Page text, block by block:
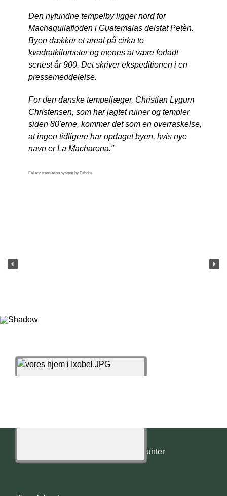
Den nyfundne tempelby ligger nord for
Machaquilafloden i Guatemalas delstat Petèn.
Byen dækker et areal på cirka to
kvadratkilometer og menes at være forladt
senest år 900. Det skriver ekspeditionen i en
pressemeddelelse.
For den danske tempeljæger, Christian Lygum
Christensen, som har jagtet ruiner og templer
siden 80'erne, kommer det som en overraskelse,
at ingen tidligere har opdaget byen, hvis nye
navn er La Macharona."
FaLang translation system by Faboba
© 2022 - 2026 Templehunter